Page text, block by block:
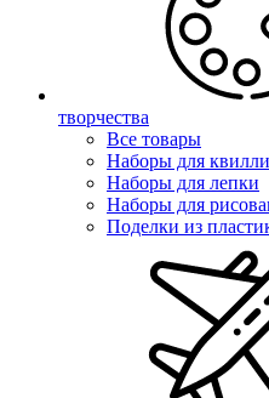
творчества
Все товары
Наборы для
Наборы для лепки
Наборы для
Поделки из